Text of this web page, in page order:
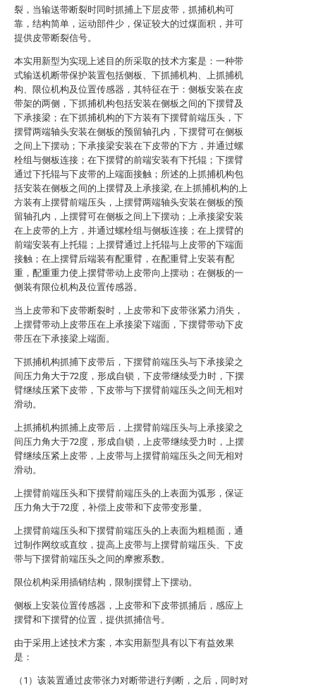
裂，当输送带断裂时同时抓捕上下层皮带，抓捕机构可
靠，结构简单，运动部件少，保证较大的过煤面积，并可
提供皮带断裂信号。
本实用新型为实现上述目的所采取的技术方案是：一种带
式输送机断带保护装置包括侧板、下抓捕机构、上抓捕机
构、限位机构及位置传感器，其特征在于：侧板安装在皮
带架的两侧，下抓捕机构包括安装在侧板之间的下摆臂及
下承接梁；在下抓捕机构的下方装有下摆臂前端压头，下
摆臂两端轴头安装在侧板的预留轴孔内，下摆臂可在侧板
之间上下摆动；下承接梁安装在下皮带的下方，并通过螺
栓组与侧板连接；在下摆臂的前端安装有下托辊；下摆臂
通过下托辊与下皮带的上端面接触；所述的上抓捕机构包
括安装在侧板之间的上摆臂及上承接梁, 在上抓捕机构的上
方装有上摆臂前端压头，上摆臂两端轴头安装在侧板的预
留轴孔内，上摆臂可在侧板之间上下摆动；上承接梁安装
在上皮带的上方，并通过螺栓组与侧板连接；在上摆臂的
前端安装有上托辊；上摆臂通过上托辊与上皮带的下端面
接触；在上摆臂后端装有配重臂，在配重臂上安装有配
重，配重重力使上摆臂带动上皮带向上摆动；在侧板的一
侧装有限位机构及位置传感器。
当上皮带和下皮带断裂时，上皮带和下皮带张紧力消失，
上摆臂带动上皮带压在上承接梁下端面，下摆臂带动下皮
带压在下承接梁上端面。
下抓捕机构抓捕下皮带后，下摆臂前端压头与下承接梁之
间压力角大于72度，形成自锁，下皮带继续受力时，下摆
臂继续压紧下皮带，下皮带与下摆臂前端压头之间无相对
滑动。
上抓捕机构抓捕上皮带后，上摆臂前端压头与上承接梁之
间压力角大于72度，形成自锁，上皮带继续受力时，上摆
臂继续压紧上皮带，上皮带与上摆臂前端压头之间无相对
滑动。
上摆臂前端压头和下摆臂前端压头的上表面为弧形，保证
压力角大于72度，补偿上皮带和下皮带变形量。
上摆臂前端压头和下摆臂前端压头的上表面为粗糙面，通
过制作网纹或直纹，提高上皮带与上摆臂前端压头、下皮
带与下摆臂前端压头之间的摩擦系数。
限位机构采用插销结构，限制摆臂上下摆动。
侧板上安装位置传感器，上皮带和下皮带抓捕后，感应上
摆臂和下摆臂的位置，提供抓捕信号。
由于采用上述技术方案，本实用新型具有以下有益效果
是：
（1）该装置通过皮带张力对断带进行判断，之后，同时对